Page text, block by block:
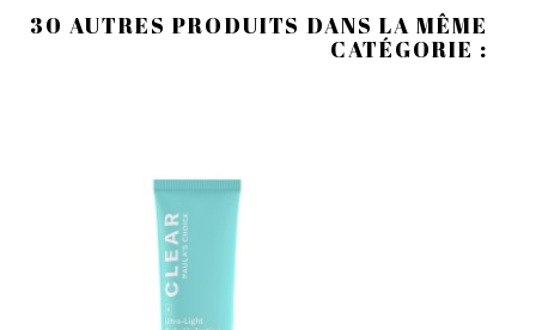
30 AUTRES PRODUITS DANS LA MÊME
CATÉGORIE :